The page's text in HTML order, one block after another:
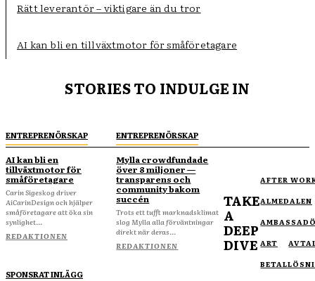
Rätt leverantör – viktigare än du tror
AI kan bli en tillväxtmotor för småföretagare
STORIES TO INDULGE IN
ENTREPRENÖRSKAP
AI kan bli en
tillväxtmotor för
småföretagare
Carin Sigeskog driver
AiCarinDesign och hjälper
småföretagare att öka sin
synlighet...
REDAKTIONEN
ENTREPRENÖRSKAP
Mylla crowdfundade
över 8 miljoner —
transparens och
community bakom
succén
Trots ett tufft marknadsklimat
slog Mylla alla förväntningar
direkt när deras...
REDAKTIONEN
SPONSRAT INLÄGG
TAKE
A
DEEP
DIVE
AFTER
ALMEDALEN
ART